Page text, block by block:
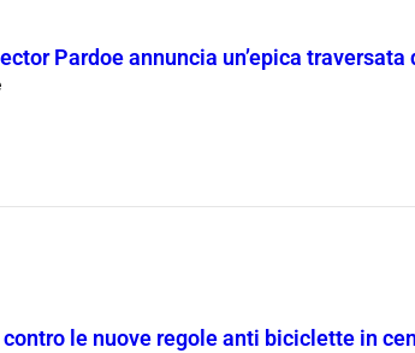
Pardoe annuncia un’epica
le nuove regole anti biciclette in